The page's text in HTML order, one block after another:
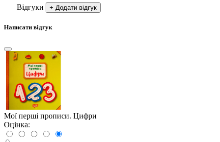
Відгуки
+ Додати відгук
Написати відгук
Мої перші прописи. Цифри
Оцінка: